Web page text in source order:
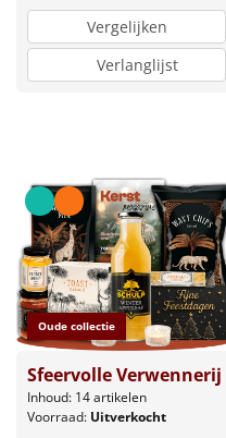
Vergelijken
Verlanglijst
Oude collectie
Sfeervolle Verwennerij
Inhoud: 14 artikelen
Voorraad: Uitverkocht